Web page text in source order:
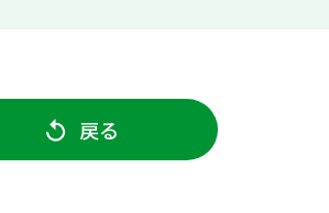
戻る